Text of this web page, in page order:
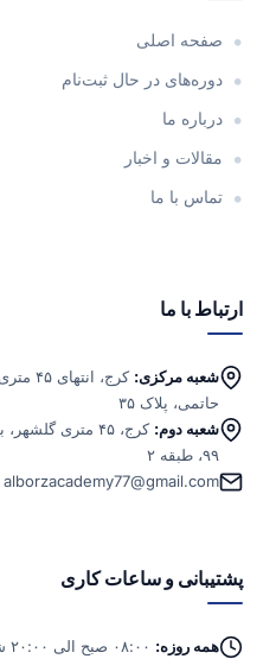
صفحه اصلی
دوره‌های در حال ثبت‌نام
درباره ما
مقالات و اخبار
تماس با ما
ارتباط با ما
شعبه مرکزی:
کرج،
حاتمی، پلاک ۳۵
شعبه دوم:
کرج، ۴۵ متری
۹۹، طبقه ۲
alborzacademy77@gmail.com
پشتیبانی و ساعات کاری
همه روزه: